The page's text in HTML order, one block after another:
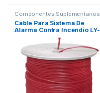
Componentes Suplementarios
Cable Para Sistema De
Alarma Contra Incendio LY-